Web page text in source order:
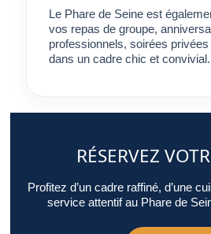
juge au plaisir réellement ressenti.
Le Phare de Seine est
vos repas de groupe,
professionnels, soirées
dans un cadre chic et convivial.
RÉSERVEZ
Profitez d’un cadre raffiné, d’une
service attentif au Phare de